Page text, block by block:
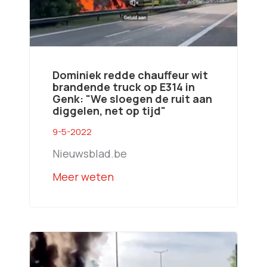
Dominiek redde chauffeur wit
brandende truck op E314 in
Genk: "We sloegen de ruit aan
diggelen, net op tijd"
9-5-2022
Nieuwsblad.be
Meer weten